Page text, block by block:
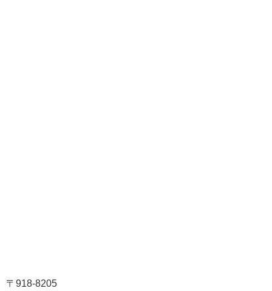
〒918-8205